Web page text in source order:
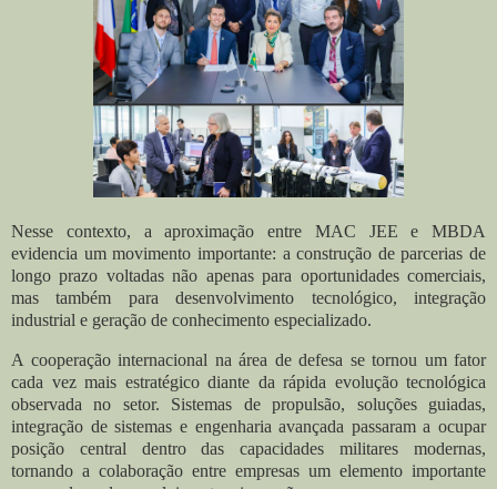
Nesse contexto, a aproximação entre MAC JEE e MBDA
evidencia um movimento importante: a construção de parcerias de
longo prazo voltadas não apenas para oportunidades comerciais,
mas também para desenvolvimento tecnológico, integração
industrial e geração de conhecimento especializado.
A cooperação internacional na área de defesa se tornou um fator
cada vez mais estratégico diante da rápida evolução tecnológica
observada no setor. Sistemas de propulsão, soluções guiadas,
integração de sistemas e engenharia avançada passaram a ocupar
posição central dentro das capacidades militares modernas,
tornando a colaboração entre empresas um elemento importante